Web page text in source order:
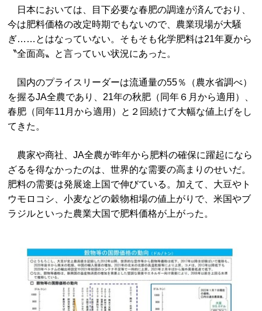
日本においては、目下必要な春肥の調達が済んでおり、
今は肥料価格の改定時期でもないので、農業現場が大騒
ぎ……とはなっていない。そもそも化学肥料は21年夏から
〝全面高〟と言っていい状況にあった。
国内のプライスリーダーは流通量の55％（農水省調べ）
を握るJA全農であり、21年の秋肥（同年６月から適用）、
春肥（同年11月から適用）と２回続けて大幅な値上げをし
てきた。
農家や商社、JA全農が昨年から肥料の確保に躍起になら
ざるを得なかったのは、世界的な需要の高まりのせいだ。
肥料の需要は発展途上国で伸びている。加えて、大豆やト
ウモロコシ、小麦などの穀物相場の値上がりで、米国やブ
ラジルといった農業大国で肥料価格が上がった。